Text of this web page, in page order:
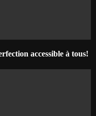
accessible à tous!